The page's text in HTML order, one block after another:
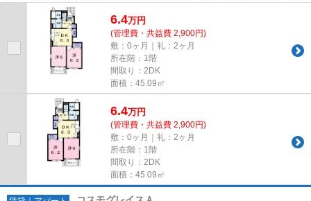
みやすい、魅力が詰まったア...
6.4万円
(管理費・共益費 2,900円)
敷：0ヶ月｜礼：2ヶ月
所在階：1階
間取り：2DK
面積：45.09㎡
6.4万円
(管理費・共益費 2,900円)
敷：0ヶ月｜礼：2ヶ月
所在階：1階
間取り：2DK
面積：45.09㎡